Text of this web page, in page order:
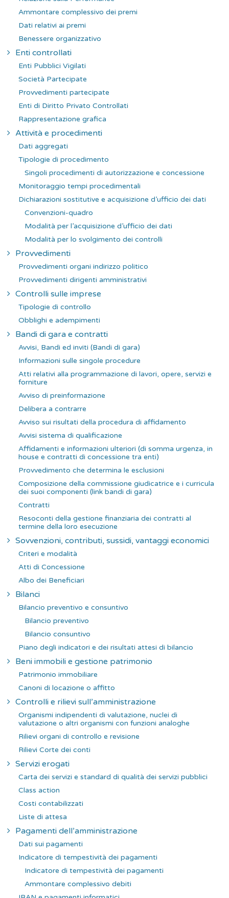
Ammontare complessivo dei premi
Dati relativi ai premi
Benessere organizzativo
Enti controllati
Enti Pubblici Vigilati
Società Partecipate
Provvedimenti partecipate
Enti di Diritto Privato Controllati
Rappresentazione grafica
Attività e procedimenti
Dati aggregati
Tipologie di procedimento
Singoli procedimenti di autorizzazione e concessione
Monitoraggio tempi procedimentali
Dichiarazioni sostitutive e acquisizione d’ufficio dei dati
Convenzioni-quadro
Modalità per l’acquisizione d’ufficio dei dati
Modalità per lo svolgimento dei controlli
Provvedimenti
Provvedimenti organi indirizzo politico
Provvedimenti dirigenti amministrativi
Controlli sulle imprese
Tipologie di controllo
Obblighi e adempimenti
Bandi di gara e contratti
Avvisi, Bandi ed inviti (Bandi di gara)
Informazioni sulle singole procedure
Atti relativi alla programmazione di lavori, opere, servizi e
forniture
Avviso di preinformazione
Delibera a contrarre
Avviso sui risultati della procedura di affidamento
Avvisi sistema di qualificazione
Affidamenti e informazioni ulteriori (di somma urgenza, in
house e contratti di concessione tra enti)
Provvedimento che determina le esclusioni
Composizione della commissione giudicatrice e i curricula
dei suoi componenti (link bandi di gara)
Contratti
Resoconti della gestione finanziaria dei contratti al
termine della loro esecuzione
Sovvenzioni, contributi, sussidi, vantaggi economici
Criteri e modalità
Atti di Concessione
Albo dei Beneficiari
Bilanci
Bilancio preventivo e consuntivo
Bilancio preventivo
Bilancio consuntivo
Piano degli indicatori e dei risultati attesi di bilancio
Beni immobili e gestione patrimonio
Patrimonio immobiliare
Canoni di locazione o affitto
Controlli e rilievi sull’amministrazione
Organismi indipendenti di valutazione, nuclei di
valutazione o altri organismi con funzioni analoghe
Rilievi organi di controllo e revisione
Rilievi Corte dei conti
Servizi erogati
Carta dei servizi e standard di qualità dei servizi pubblici
Class action
Costi contabilizzati
Liste di attesa
Pagamenti dell’amministrazione
Dati sui pagamenti
Indicatore di tempestività dei pagamenti
Indicatore di tempestività dei pagamenti
Ammontare complessivo debiti